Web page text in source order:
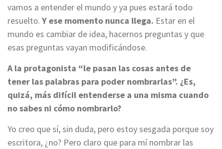
vamos a entender el mundo y ya pues estará todo
resuelto.Y ese momento nunca llega. Estar en el
mundo es cambiar de idea, hacernos preguntas y que
esas preguntas vayan modificándose.
A la protagonista “le pasan las cosas antes de
tener las palabras para poder nombrarlas”. ¿Es,
quizá, más difícil entenderse a una misma cuando
no sabes ni cómo nombrarlo?
Yo creo que sí, sin duda, pero estoy sesgada porque soy
escritora, ¿no? Pero claro que para mí nombrar las